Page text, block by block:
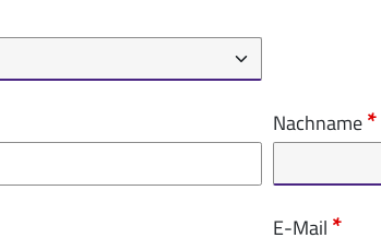
Nachname
E-Mail